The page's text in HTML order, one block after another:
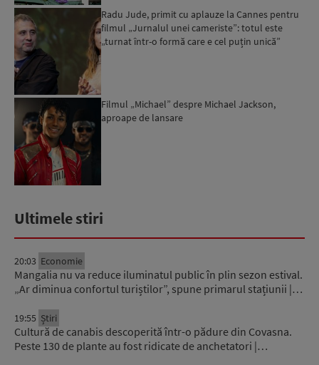
Radu Jude, primit cu aplauze la Cannes pentru
filmul „Jurnalul unei cameriste”: totul este
„turnat într-o formă care e cel puțin unică”
Filmul „Michael” despre Michael Jackson,
aproape de lansare
Ultimele stiri
20:03 Economie
Mangalia nu va reduce iluminatul public în plin sezon estival.
„Ar diminua confortul turiștilor”, spune primarul stațiunii |…
19:55 Știri
Cultură de canabis descoperită într-o pădure din Covasna.
Peste 130 de plante au fost ridicate de anchetatori |…